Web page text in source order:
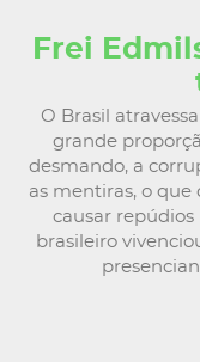
Frei
O Brasil
grande
desmando, a
as mentiras, o que
causar
brasileiro